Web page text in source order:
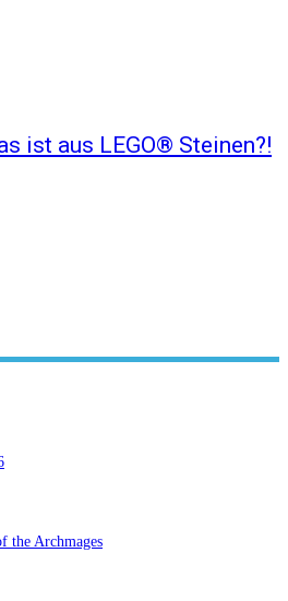
ist aus LEGO® Steinen?!
the Archmages